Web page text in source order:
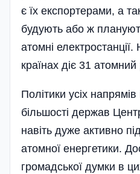
є їх експортерами, а
будують або ж
атомні
країнах діє 31 атомний
Політики усіх
більшості держав
навіть дуже активно
атомної енергетики.
громадської думки в